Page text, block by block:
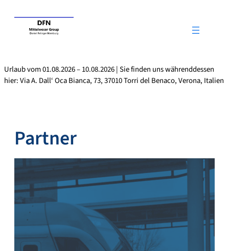
Inhalt
springen
Urlaub vom 01.08.2026 – 10.08.2026 | Sie finden uns währenddessen
hier: Via A. Dall‘ Oca Bianca, 73, 37010 Torri del Benaco, Verona, Italien
Partner